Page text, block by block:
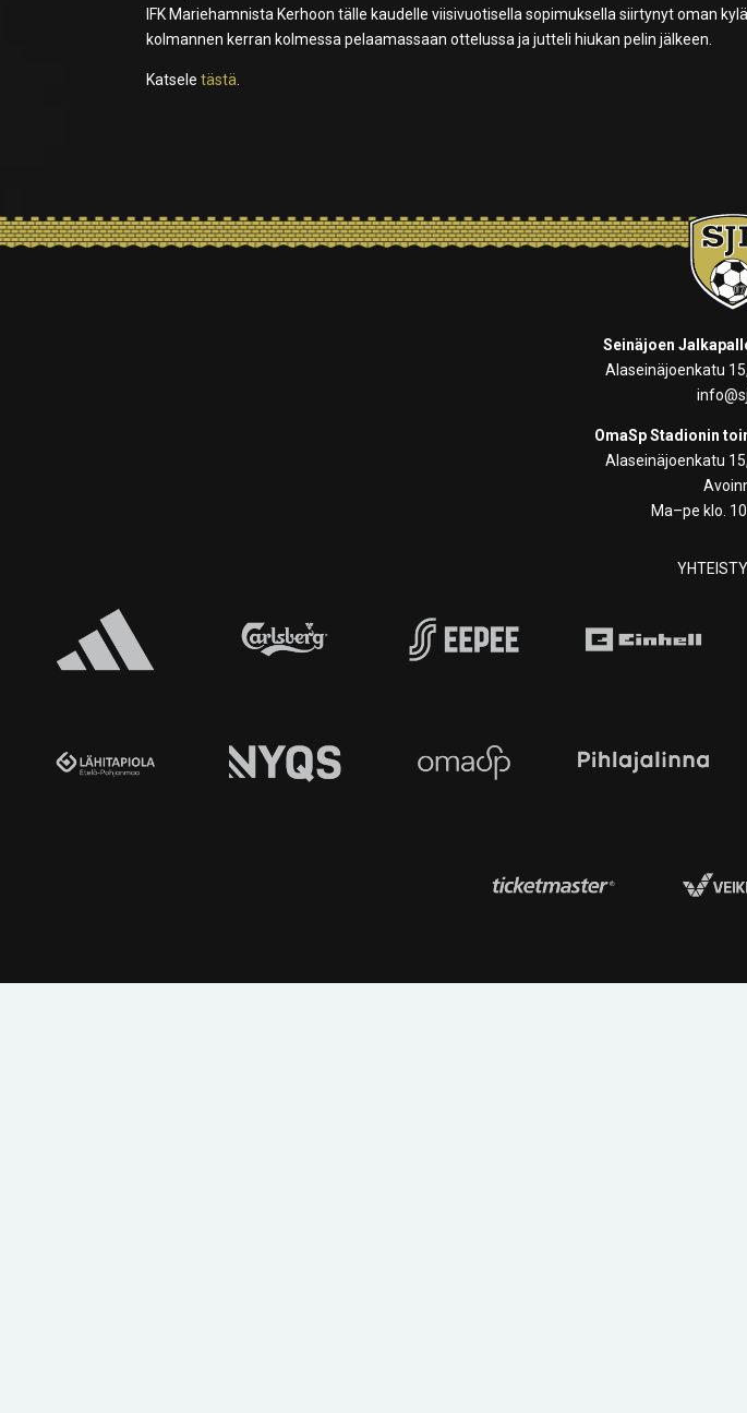
IFK Mariehamnista Kerhoon tälle kaudelle viisivuotisella sopimuksella siirtynyt oman
kolmannen kerran kolmessa pelaamassaan ottelussa ja jutteli hiukan pelin jälkeen.
Katseletästä.
Seinäjoen
Alaseinäjoenkatu
OmaSp Stadionin
Alaseinäjoenkatu
Ma–pe klo.